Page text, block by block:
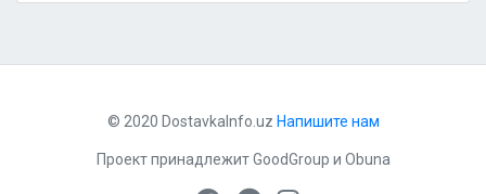
© 2020 DostavkaInfo.uz Напишите нам
Проект принадлежитGoodGroup и Obuna